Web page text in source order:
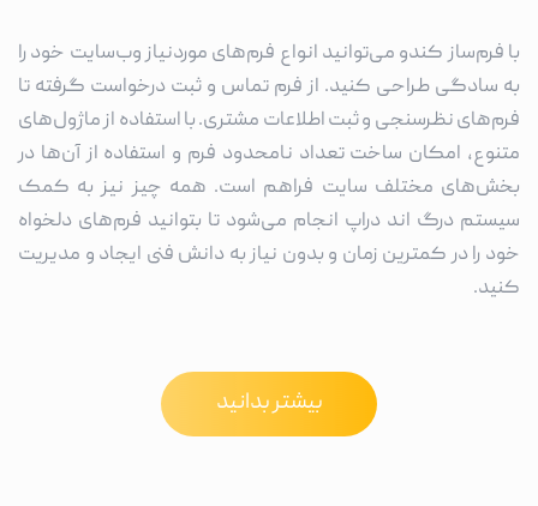
با فرم‌ساز کندو می‌توانید انواع فرم‌های موردنیاز وب‌سایت خود را
به سادگی طراحی کنید. از فرم تماس و ثبت درخواست گرفته تا
فرم‌های نظرسنجی و ثبت اطلاعات مشتری. با استفاده از ماژول‌های
متنوع، امکان ساخت تعداد نامحدود فرم و استفاده از آن‌ها در
بخش‌های مختلف سایت فراهم است. همه چیز نیز به کمک
سیستم درگ اند دراپ انجام می‌شود تا بتوانید فرم‌های دلخواه
خود را در کمترین زمان و بدون نیاز به دانش فنی ایجاد و مدیریت
کنید.
بیشتر بدانید